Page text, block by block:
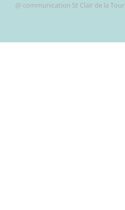
@ communication St Clair de la Tour